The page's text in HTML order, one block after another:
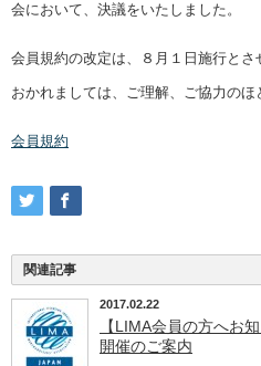
会において、決議をいたしました。
会員規約の改定は、８月１日施行と
おかれましては、ご理解、ご協力のほ
会員規約
関連記事
2017.02.22
【LIMA会員の方へお
開催のご案内